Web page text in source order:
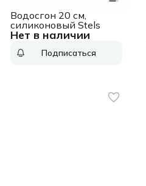
Нет в наличии
Водосгон 20 см,
силиконовый Stels
Подписаться